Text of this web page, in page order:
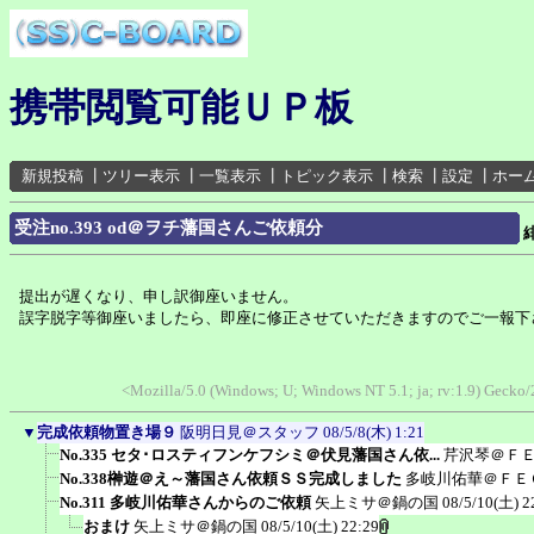
携帯閲覧可能ＵＰ板
新規投稿 ツリー表示 一覧表示 トピック表示 検索 設定 ホー
受注no.393 od＠ヲチ藩国さんご依頼分
提出が遅くなり、申し訳御座いません。
誤字脱字等御座いましたら、即座に修正させていただきますのでご一報下
<Mozilla/5.0 (Windows; U; Windows NT 5.1; ja; rv:1.9)
▼ 完成依頼物置き場９ 阪明日見＠スタッフ 08/5/8(木) 1:21
No.335 セタ･ロスティフンケフシミ＠伏見藩国さん依... 芹沢琴＠Ｆ
No.338榊遊＠え～藩国さん依頼ＳＳ完成しました 多岐川佑華＠ＦＥ
No.311 多岐川佑華さんからのご依頼 矢上ミサ＠鍋の国 08/5/10(土)
おまけ 矢上ミサ＠鍋の国 08/5/10(土) 22:29